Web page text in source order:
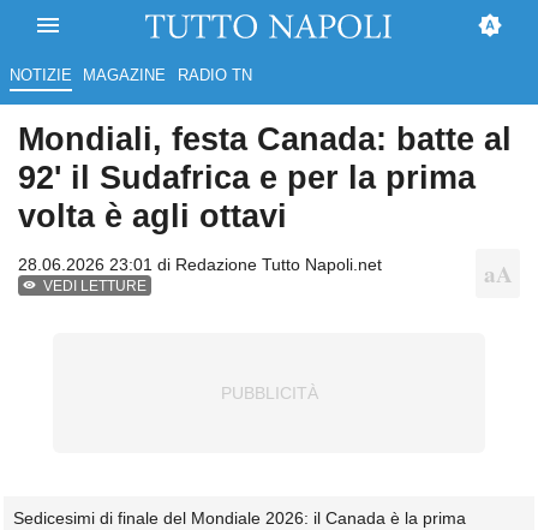
NOTIZIE MAGAZINE RADIO TN
Mondiali, festa Canada: batte al
92' il Sudafrica e per la prima
volta è agli ottavi
28.06.2026 23:01 di Redazione Tutto Napoli.net
VEDI LETTURE
Sedicesimi di finale del Mondiale 2026: il Canada è la prima